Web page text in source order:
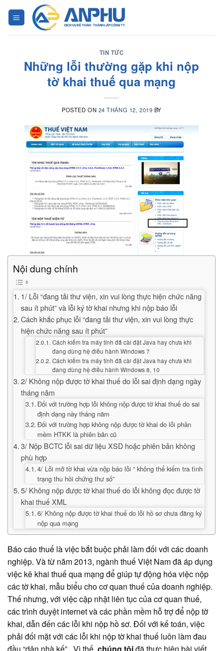
TIN TỨC
Những lỗi thường gặp khi nộp
tờ khai thuế qua mạng
POSTED ON 24 THÁNG 12, 2019 BY
Nội dung chính
1/ Lỗi “đang tải thư viện, xin vui lòng thực hiện chức năng
sau ít phút” và lỗi ký tờ khai nhưng khi nộp báo lỗi
Cách khắc phục lỗi “đang tải thư viện, xin vui lòng thực
hiện chức năng sau ít phút”
Cách kiểm tra máy tính đã cài đặt Java hay chưa khi
đang dùng hệ điều hành Windows 7
Cách kiểm tra máy tính đã cài đặt Java hay chưa khi
đang dùng hệ điều hành Windows 8, 10
2/ Không nộp được tờ khai thuế do lỗi sai định dạng ngày
tháng năm
Đối với trường hợp lỗi không nộp được tờ khai thuế do sai
định dạng này tháng năm
Đối với trường hợp không nộp được tờ khai do lỗi phần
mềm HTKK là phiên bản cũ
3/ Nộp BCTC lỗi sai dữ liệu XSD hoặc phiên bản không
phù hợp
4/ Lỗi mở tờ khai vừa nộp báo lỗi “ không thể kiểm tra tình
trạng thu hồi chứng thư số”
5/ Không nộp được tờ khai thuế do lỗi không đọc được tờ
khai thuế XML
6/ Không nộp được tờ khai thuế do lỗi hồ sơ chưa đăng ký
nộp qua mạng
Báo cáo thuế là việc bắt buộc phải làm đối với các doanh
nghiệp. Và từ năm 2013, ngành thuế Việt Nam đã áp dụng
việc kê khai thuế qua mạng để giúp tự động hóa việc nộp
các tờ khai, mẫu biểu cho cơ quan thuế của doanh nghiệp.
Thế nhưng, với việc cập nhật liên tục của cơ quan thuế,
các trình duyệt internet và các phần mềm hỗ trợ để nộp tờ
khai, dẫn đến các lỗi khi nộp hồ sơ. Đối với kế toán, việc
phải đối mặt với các lỗi khi nộp tờ khai thuế luôn làm đau
đầu “dân nhà kế” . Vì thế, chúng tôiđã thực hiện bài viết